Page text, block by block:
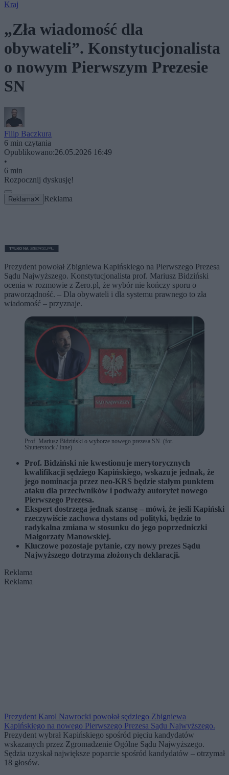
Kraj
„Zła wiadomość dla
obywateli”. Konstytucjonalista
o nowym Pierwszym Prezesie
SN
Filip Baczkura
6 min czytania
Opublikowano:26.05.2026 16:49
•
6 min
Rozpocznij dyskusję!
Reklama ✕ Reklama
Prezydent powołał Zbigniewa Kapińskiego na Pierwszego Prezesa
Sądu Najwyższego. Konstytucjonalista prof. Mariusz Bidziński
ocenia w rozmowie z Zero.pl, że wybór nie kończy sporu o
praworządność. – Dla obywateli i dla systemu prawnego to zła
wiadomość – przyznaje.
Prof. Mariusz Bidziński o wyborze nowego prezesa SN. (fot.
Shutterstock / Inne)
Prof. Bidziński nie kwestionuje merytorycznych
kwalifikacji sędziego Kapińskiego, wskazuje jednak, że
jego nominacja przez neo-KRS będzie stałym punktem
ataku dla przeciwników i podważy autorytet nowego
Pierwszego Prezesa.
Ekspert dostrzega jednak szansę – mówi, że jeśli Kapiński
rzeczywiście zachowa dystans od polityki, będzie to
radykalna zmiana w stosunku do jego poprzedniczki
Małgorzaty Manowskiej.
Kluczowe pozostaje pytanie, czy nowy prezes Sądu
Najwyższego dotrzyma złożonych deklaracji.
Reklama
Reklama
Prezydent Karol Nawrocki powołał sędziego Zbigniewa
Kapińskiego na nowego Pierwszego Prezesa Sądu Najwyższego.
Prezydent wybrał Kapińskiego spośród pięciu kandydatów
wskazanych przez Zgromadzenie Ogólne Sądu Najwyższego.
Sędzia uzyskał największe poparcie spośród kandydatów – otrzymał
18 głosów.